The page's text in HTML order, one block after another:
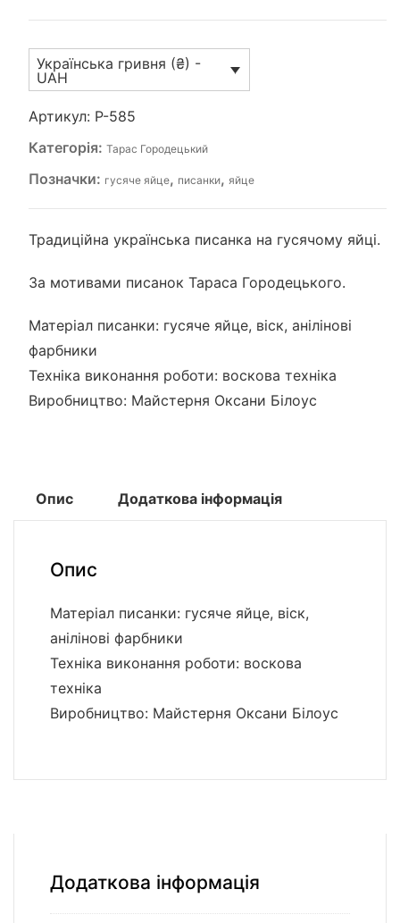
яйці
585)
кількість
Українська гривня (₴) -
UAH
Артикул: P-585
Категорія: Тарас Городецький
Позначки: гусяче яйце, писанки, яйце
Традиційна українська писанка на гусячому яйці.
За мотивами писанок Тараса Городецького.
Матеріал писанки: гусяче яйце, віск, анілінові
фарбники
Техніка виконання роботи: воскова техніка
Виробництво: Майстерня Оксани Білоус
Опис Додаткова інформація
Опис
Матеріал писанки: гусяче яйце, віск,
анілінові фарбники
Техніка виконання роботи: воскова
техніка
Виробництво: Майстерня Оксани Білоус
Додаткова інформація